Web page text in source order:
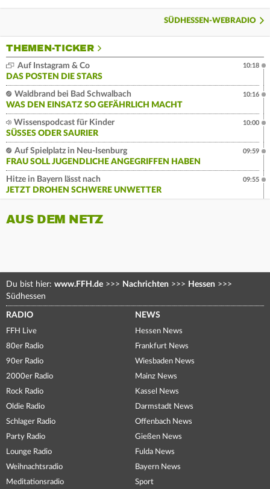
SÜDHESSEN-WEBRADIO
THEMEN-TICKER
Auf Instagram & Co
DAS POSTEN DIE STARS
10:18
Waldbrand bei Bad Schwalbach
WAS DEN EINSATZ SO GEFÄHRLICH MACHT
10:16
Wissenspodcast für Kinder
SÜSSES ODER SAURIER
10:00
Auf Spielplatz in Neu-Isenburg
FRAU SOLL JUGENDLICHE ANGEGRIFFEN HABEN
09:59
Hitze in Bayern lässt nach
JETZT DROHEN SCHWERE UNWETTER
09:55
AUS DEM NETZ
Du bist hier: www.FFH.de >>> Nachrichten >>> Hessen >>>
Südhessen
RADIO
FFH Live
80er Radio
90er Radio
2000er Radio
Rock Radio
Oldie Radio
Schlager Radio
Party Radio
Lounge Radio
Weihnachtsradio
Meditationsradio
NEWS
Hessen News
Frankfurt News
Wiesbaden News
Mainz News
Kassel News
Darmstadt News
Offenbach News
Gießen News
Fulda News
Bayern News
Sport